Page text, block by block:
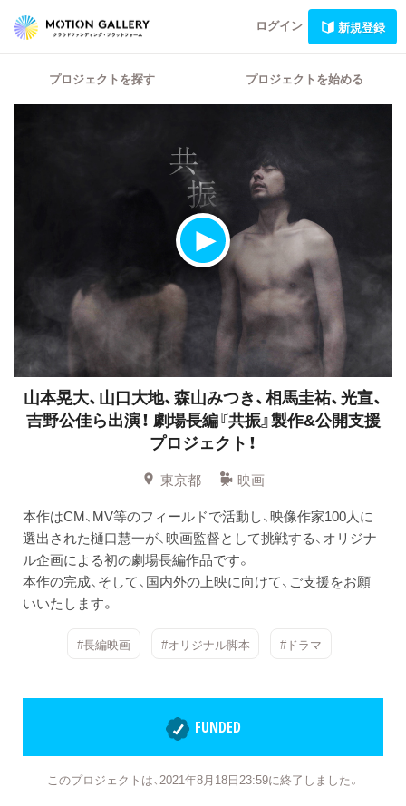
ログイン 新規登録
プロジェクトを探す プロジェクトを始める
山本晃大、山口大地、森山みつき、相馬圭祐、光宣、
吉野公佳ら出演！ 劇場長編『共振』製作&公開支援
プロジェクト！
東京都
映画
本作はCM、MV等のフィールドで活動し、映像作家100人に
選出された樋口慧一が、映画監督として挑戦する、オリジナ
ル企画による初の劇場長編作品です。
本作の完成、そして、国内外の上映に向けて、ご支援をお願
いいたします。
#長編映画 #オリジナル脚本 #ドラマ
FUNDED
このプロジェクトは、2021年8月18日23:59に終了しました。